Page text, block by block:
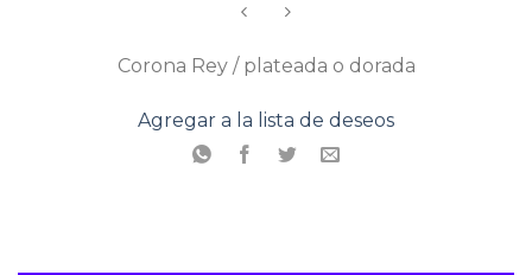
Corona Rey / plateada o dorada
Agregar a la lista de deseos